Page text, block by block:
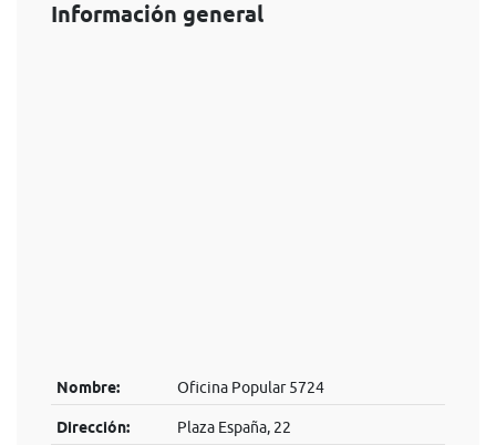
Información general
Nombre: Oficina Popular 5724
Dirección: Plaza España, 22